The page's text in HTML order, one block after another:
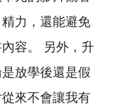
力，還能避免
容。 另外，升
放學後還是假
來不會讓我有